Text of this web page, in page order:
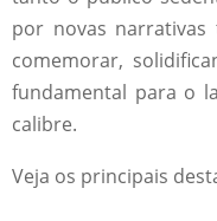
por novas
comemorar,
fundamental para o
calibre.
Veja os principais